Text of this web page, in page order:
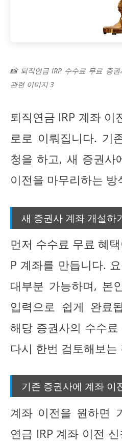
📸 퇴직연금 IRP 수수료 무료 증
관련 이미지 3
퇴직연금 IRP 계좌 이
로로 이뤄집니다. 기
청을 하고, 새 증권사
이전을 마무리하는 방
새 증권사 계좌 개설하
먼저 수수료 무료 혜
P 계좌를 만듭니다.
대부분 가능하며, 본
입력으로 쉽게 완료
해당 증권사의 수수
다시 한번 검토해보는
기존 증권사에 계좌 이
계좌 이전을 원하면
연금 IRP 계좌 이전